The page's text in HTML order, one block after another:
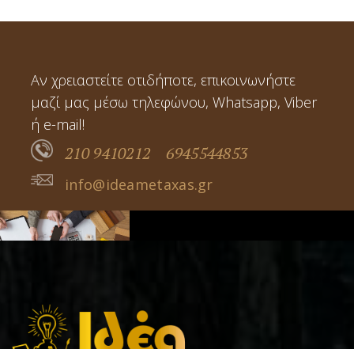
Αν χρειαστείτε οτιδήποτε, επικοινωνήστε
μαζί μας μέσω τηλεφώνου, Whatsapp, Viber
ή e-mail!
210 9410212 6945544853
info@ideametaxas.gr